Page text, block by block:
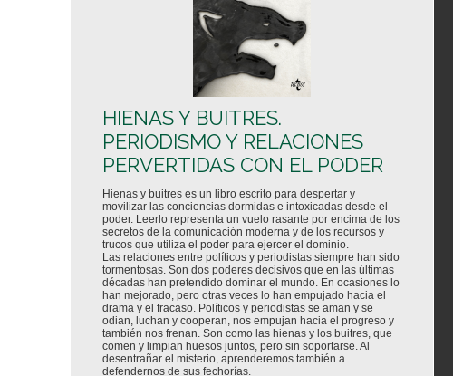
HIENAS Y BUITRES.
PERIODISMO Y RELACIONES
PERVERTIDAS CON EL PODER
Hienas y buitres es un libro escrito para despertar y
movilizar las conciencias dormidas e intoxicadas desde el
poder. Leerlo representa un vuelo rasante por encima de los
secretos de la comunicación moderna y de los recursos y
trucos que utiliza el poder para ejercer el dominio.
Las relaciones entre políticos y periodistas siempre han sido
tormentosas. Son dos poderes decisivos que en las últimas
décadas han pretendido dominar el mundo. En ocasiones lo
han mejorado, pero otras veces lo han empujado hacia el
drama y el fracaso. Políticos y periodistas se aman y se
odian, luchan y cooperan, nos empujan hacia el progreso y
también nos frenan. Son como las hienas y los buitres, que
comen y limpian huesos juntos, pero sin soportarse. Al
desentrañar el misterio, aprenderemos también a
defendernos de sus fechorías.